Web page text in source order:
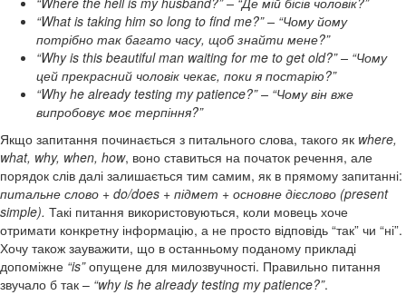
“What is taking him so long to find me?” – “Чому йому
потрібно так багато часу, щоб знайти мене?”
“Why is this beautiful man waiting for me to get old?” – “Чому
цей прекрасний чоловік чекає, поки я постарію?”
“Why he already testing my patience?” – “Чому він вже
випробовує моє терпіння?”
Якщо запитання починається з питального слова, такого як where,
what, why, when, how, воно ставиться на початок речення, але
порядок слів далі залишається тим самим, як в прямому запитанні:
питальне слово + do/does + підмет + основне дієслово (present
simple). Такі питання використовуються, коли мовець хоче
отримати конкретну інформацію, а не просто відповідь “так” чи “ні”.
Хочу також зауважити, що в останньому поданому прикладі
допоміжне “is”опущене для милозвучності. Правильно питання
звучало б так – “why is he already testing my patience?”.